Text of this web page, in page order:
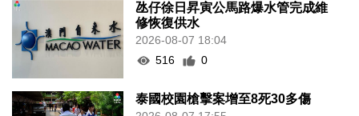
氹仔徐日昇寅公馬路爆水管完成維
修恢復供水
2026-08-07 18:04
516
0
泰國校園槍擊案增至8死30多傷